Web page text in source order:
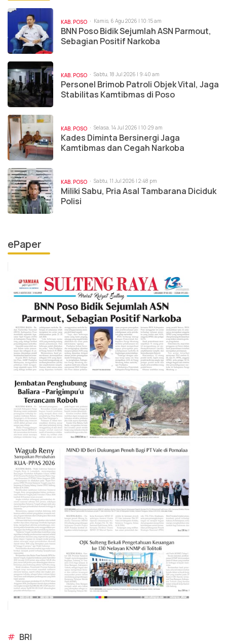
KAB. POSO Kamis, 6 Agu 2026 | 10:15 am
BNN Poso Bidik Sejumlah ASN Parmout,
Sebagian Positif Narkoba
KAB. POSO Sabtu, 18 Jul 2026 | 9:40 am
Personel Brimob Patroli Objek Vital, Jaga
Stabilitas Kamtibmas di Poso
KAB. POSO Selasa, 14 Jul 2026 | 10:29 am
Kades Diminta Bersinergi Jaga
Kamtibmas dan Cegah Narkoba
KAB. POSO Sabtu, 11 Jul 2026 | 2:48 pm
Miliki Sabu, Pria Asal Tambarana Diciduk
Polisi
ePaper
# BRI